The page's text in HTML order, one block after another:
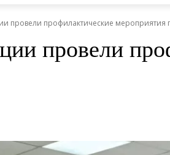
провели профилактические
провели